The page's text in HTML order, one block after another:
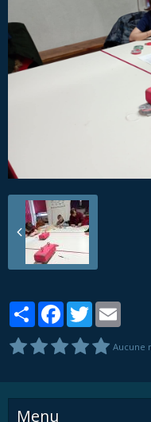
PartagerFacebook
Twitter
Aucune
Menu